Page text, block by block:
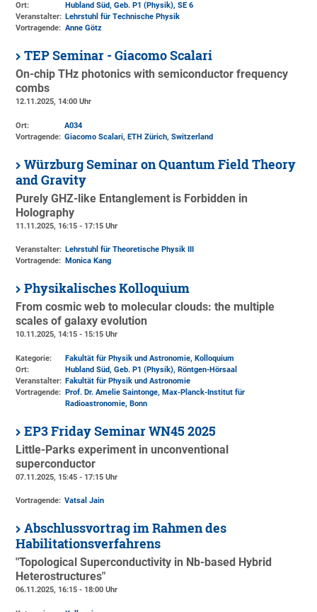
Ort:
Hubland Süd, Geb. P1 (Physik), SE 6
Veranstalter: Lehrstuhl für Technische Physik
Vortragende: Anne Götz
TEP Seminar - Giacomo Scalari
On-chip THz photonics with semiconductor frequency
combs
12.11.2025, 14:00 Uhr
Ort:
A034
Vortragende: Giacomo Scalari, ETH Zürich, Switzerland
Würzburg Seminar on Quantum Field Theory
and Gravity
Purely GHZ-like Entanglement is Forbidden in
Holography
11.11.2025, 16:15 - 17:15 Uhr
Veranstalter: Lehrstuhl für Theoretische Physik III
Vortragende:
Monica Kang
Physikalisches Kolloquium
From cosmic web to molecular clouds: the multiple
scales of galaxy evolution
10.11.2025, 14:15 - 15:15 Uhr
Kategorie:
Fakultät für Physik und Astronomie, Kolloquium
Ort:
Hubland Süd, Geb. P1 (Physik), Röntgen-Hörsaal
Veranstalter: Fakultät für Physik und Astronomie
Vortragende: Prof. Dr. Amelie Saintonge, Max-Planck-Institut für
Radioastronomie, Bonn
EP3 Friday Seminar WN45 2025
Little-Parks experiment in unconventional
superconductor
07.11.2025, 15:45 - 17:15 Uhr
Vortragende: Vatsal Jain
Abschlussvortrag im Rahmen des
Habilitationsverfahrens
"Topological Superconductivity in Nb-based Hybrid
Heterostructures"
06.11.2025, 16:15 - 18:00 Uhr